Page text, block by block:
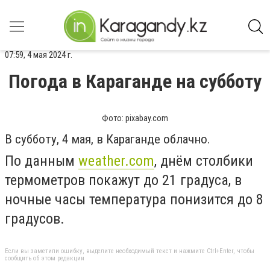
07:59, 4 мая 2024 г.
Погода в Караганде на субботу
Фото: pixabay.com
В субботу, 4 мая, в Караганде облачно.
По данным weather.com, днём столбики
термометров покажут до 21 градуса, в
ночные часы температура понизится до 8
градусов.
Если вы заметили ошибку, выделите необходимый текст и нажмите Ctrl+Enter, чтобы
сообщить об этом редакции